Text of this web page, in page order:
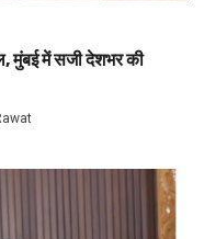
मुंबई में सजी देशभर की